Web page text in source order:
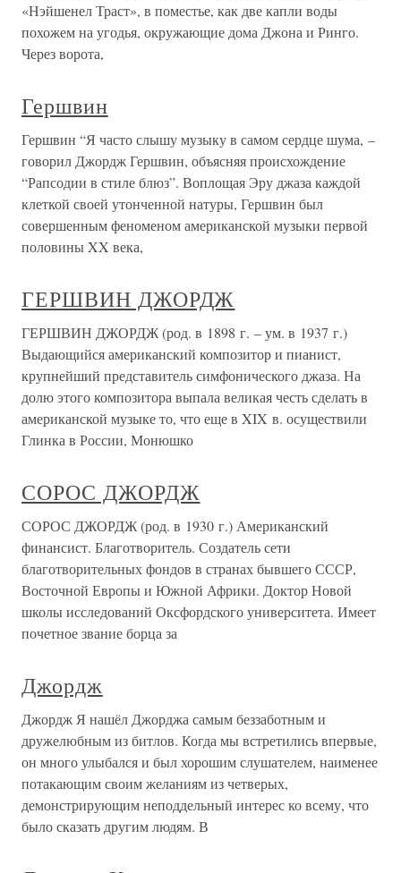
«Нэйшенел Траст», в поместье, как две капли воды
похожем на угодья, окружающие дома Джона и Ринго.
Через ворота,
Гершвин
Гершвин “Я часто слышу музыку в самом сердце шума, –
говорил Джордж Гершвин, объясняя происхождение
“Рапсодии в стиле блюз”. Воплощая Эру джаза каждой
клеткой своей утонченной натуры, Гершвин был
совершенным феноменом американской музыки первой
половины XX века,
ГЕРШВИН ДЖОРДЖ
ГЕРШВИН ДЖОРДЖ (род. в 1898 г. – ум. в 1937 г.)
Выдающийся американский композитор и пианист,
крупнейший представитель симфонического джаза. На
долю этого композитора выпала великая честь сделать в
американской музыке то, что еще в XIX в. осуществили
Глинка в России, Монюшко
СОРОС ДЖОРДЖ
СОРОС ДЖОРДЖ (род. в 1930 г.) Американский
финансист. Благотворитель. Создатель сети
благотворительных фондов в странах бывшего СССР,
Восточной Европы и Южной Африки. Доктор Новой
школы исследований Оксфордского университета. Имеет
почетное звание борца за
Джордж
Джордж Я нашёл Джорджа самым беззаботным и
дружелюбным из битлов. Когда мы встретились впервые,
он много улыбался и был хорошим слушателем, наименее
потакающим своим желаниям из четверых,
демонстрирующим неподдельный интерес ко всему, что
было сказать другим людям. В